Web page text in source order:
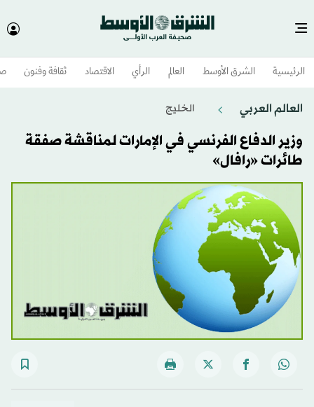
الرئيسية الشرق الأوسط​ العالم الرأي الاقتصاد ثقافة وفنون
العالم العربي الخليج
وزير الدفاع الفرنسي في الإمارات لمناقشة صفقة
طائرات «رافال»